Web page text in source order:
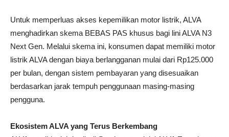
Untuk memperluas akses kepemilikan motor listrik, ALVA
menghadirkan skema BEBAS PAS khusus bagi lini ALVA N3
Next Gen. Melalui skema ini, konsumen dapat memiliki motor
listrik ALVA dengan biaya berlangganan mulai dari Rp125.000
per bulan, dengan sistem pembayaran yang disesuaikan
berdasarkan jarak tempuh penggunaan masing-masing
pengguna.
Ekosistem ALVA yang Terus Berkembang